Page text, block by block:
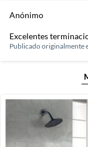
Anónimo
Excelentes
Publicado originalmente